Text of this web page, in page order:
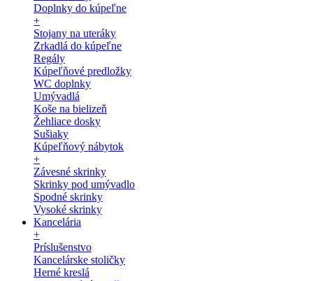
Doplnky do kúpeľne
+
Stojany na uteráky
Zrkadlá do kúpeľne
Regály
Kúpeľňové predložky
WC doplnky
Umývadlá
Koše na bielizeň
Žehliace dosky
Sušiaky
Kúpeľňový nábytok
+
Závesné skrinky
Skrinky pod umývadlo
Spodné skrinky
Vysoké skrinky
Kancelária
+
Príslušenstvo
Kancelárske stoličky
Herné kreslá